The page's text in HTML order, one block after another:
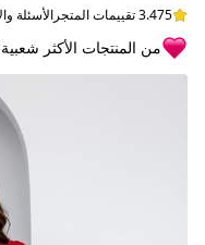
3.475 تقييمات المتجر الأسئلة
من المنتجات الأكثر